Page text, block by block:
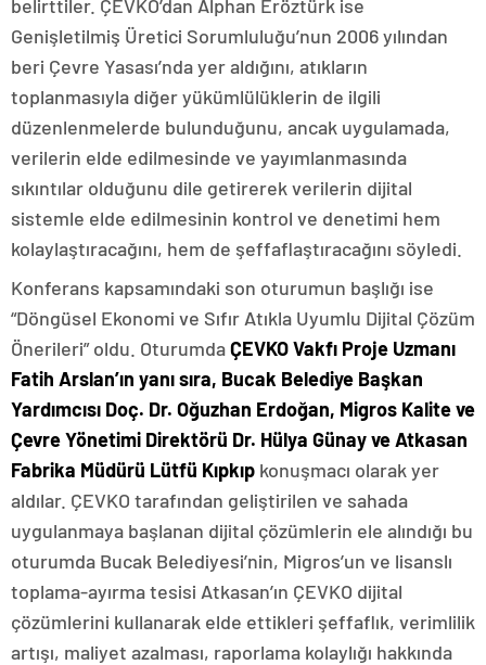
belirttiler. ÇEVKO’dan Alphan Eröztürk ise
Genişletilmiş Üretici Sorumluluğu’nun 2006 yılından
beri Çevre Yasası’nda yer aldığını, atıkların
toplanmasıyla diğer yükümlülüklerin de ilgili
düzenlenmelerde bulunduğunu, ancak uygulamada,
verilerin elde edilmesinde ve yayımlanmasında
sıkıntılar olduğunu dile getirerek verilerin dijital
sistemle elde edilmesinin kontrol ve denetimi hem
kolaylaştıracağını, hem de şeffaflaştıracağını söyledi.
Konferans kapsamındaki son oturumun başlığı ise
“Döngüsel Ekonomi ve Sıfır Atıkla Uyumlu Dijital Çözüm
Önerileri” oldu. OturumdaÇEVKO Vakfı Proje Uzmanı
Fatih Arslan’ın yanı sıra, Bucak Belediye Başkan
Yardımcısı Doç. Dr. Oğuzhan Erdoğan, Migros Kalite ve
Çevre Yönetimi Direktörü Dr. Hülya Günay ve Atkasan
Fabrika Müdürü Lütfü Kıpkıp konuşmacı olarak yer
aldılar. ÇEVKO tarafından geliştirilen ve sahada
uygulanmaya başlanan dijital çözümlerin ele alındığı bu
oturumda Bucak Belediyesi’nin, Migros’un ve lisanslı
toplama-ayırma tesisi Atkasan’ın ÇEVKO dijital
çözümlerini kullanarak elde ettikleri şeffaflık, verimlilik
artışı, maliyet azalması, raporlama kolaylığı hakkında